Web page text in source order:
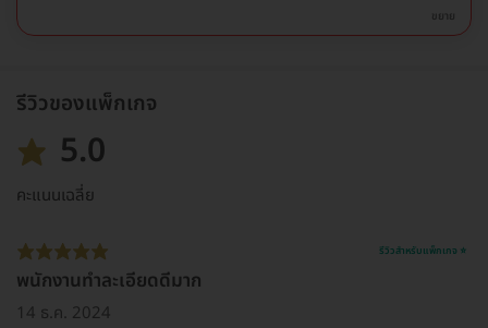
ขยาย
รีวิวของแพ็กเกจ
5.0
คะแนนเฉลี่ย
รีวิวสำหรับแพ็กเกจ ⭐
พนักงานทำละเอียดดีมาก
14 ธ.ค. 2024